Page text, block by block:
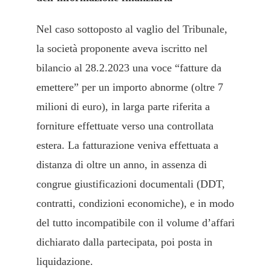
Nel caso sottoposto al vaglio del Tribunale,
la società proponente aveva iscritto nel
bilancio al 28.2.2023 una voce “fatture da
emettere” per un importo abnorme (oltre 7
milioni di euro), in larga parte riferita a
forniture effettuate verso una controllata
estera. La fatturazione veniva effettuata a
distanza di oltre un anno, in assenza di
congrue giustificazioni documentali (DDT,
contratti, condizioni economiche), e in modo
del tutto incompatibile con il volume d’affari
dichiarato dalla partecipata, poi posta in
liquidazione.